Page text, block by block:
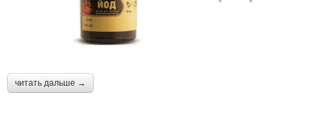
читать дальше →